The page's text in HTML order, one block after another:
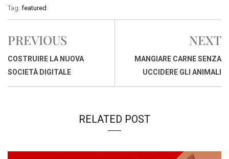
c
e
o
o
k
t
A
p
p
k
I
e
i
y
n
Tag: featured
PREVIOUS
COSTRUIRE LA NUOVA
SOCIETÀ DIGITALE
NEXT
MANGIARE CARNE SENZA
UCCIDERE GLI ANIMALI
RELATED POST